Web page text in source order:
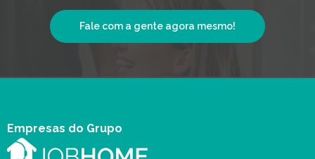
Fale com a gente agora mesmo!
Empresas do Grupo